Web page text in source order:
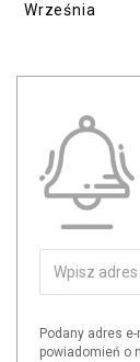
Września
Podany adres
powiadomień o